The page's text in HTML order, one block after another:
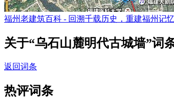
福州老建筑百科 - 回溯千载历史，重建福州记
关于“乌石山麓明代古城墙”词
返回词条
热评词条